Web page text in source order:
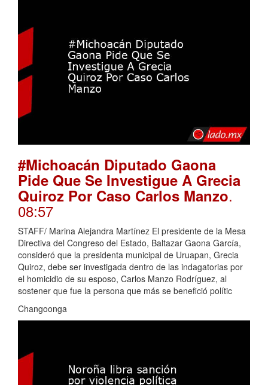
#Michoacán Diputado Gaona
Pide Que Se Investigue A Grecia
Quiroz Por Caso Carlos Manzo.
08:57
STAFF/ Marina Alejandra Martínez El presidente de la Mesa
Directiva del Congreso del Estado, Baltazar Gaona García,
consideró que la presidenta municipal de Uruapan, Grecia
Quiroz, debe ser investigada dentro de las indagatorias por
el homicidio de su esposo, Carlos Manzo Rodríguez, al
sostener que fue la persona que más se benefició polític
Changoonga